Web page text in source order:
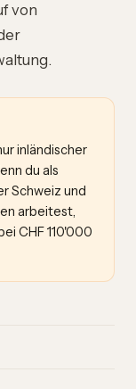
von
inländischer
du als
Schweiz und
arbeitest,
CHF 110'000